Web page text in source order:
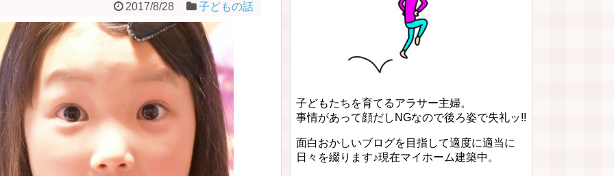
2017/8/28 子どもの話
子どもたちを育てるアラサー主婦。
事情があって顔だしNGなので後ろ姿で失礼ッ!!
面白おかしいブログを目指して適度に適当に
日々を綴ります♪現在マイホーム建築中。